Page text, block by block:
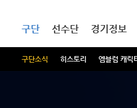
구단
구단소식 히스토리 엠블럼 캐릭
선수단 경기정보